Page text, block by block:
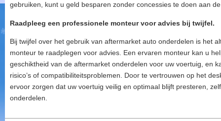
gebruiken, kunt u geld besparen zonder concessies te doen aan
Raadpleeg een professionele monteur voor advies bij twijfel.
Bij twijfel over het gebruik van aftermarket auto onderdelen is het
monteur te raadplegen voor advies. Een ervaren monteur kan u
geschiktheid van de aftermarket onderdelen voor uw voertuig, en
risico’s of compatibiliteitsproblemen. Door te vertrouwen op het
ervoor zorgen dat uw voertuig veilig en optimaal blijft presteren,
onderdelen.